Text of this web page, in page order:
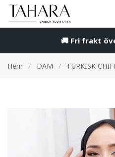
🚚 Fri frakt
Hem / DAM / TURKISK